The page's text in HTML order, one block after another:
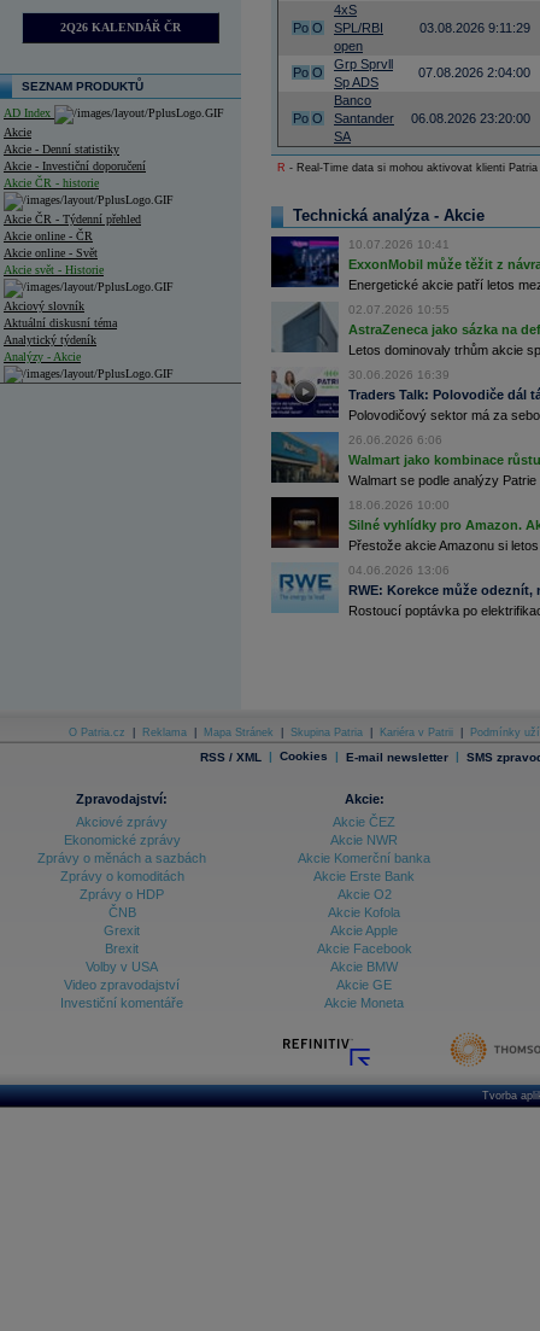
2Q26 KALENDÁŘ ČR
SEZNAM PRODUKTŮ
AD Index
Akcie
Akcie - Denní statistiky
Akcie - Investiční doporučení
Akcie ČR - historie
Akcie ČR - Týdenní přehled
Akcie online - ČR
Akcie online - Svět
Akcie svět - Historie
Akciový slovník
Aktuální diskusní téma
Analytický týdeník
Analýzy - Akcie
Archiv - Měsíční makroekonomické přehledy
Archiv - Vývoj české koruny
Archiv analýz - Makroukazatele
Ceny průmyslových výrobců - Data a prognózy
Ceny průmyslových výrobců - Graf (ČR)
Ceny průmyslových výrobců - Kalendář (ČR)
Ceny průmyslových výrobců - Zpravodajství
Databanka - Ceny
Po O
4xS
SPL/RBI
open
03.08.2026 9:11:29
Po O
Grp Sprvll
Sp ADS
07.08.2026 2:04:00
Po O
Banco
Santander
SA
06.08.2026 23:20:00
R - Real-Time data si mohou aktivovat klienti
Technická analýza - Akcie
10.07.2026 10:41
ExxonMobil může těžit z
Energetické akcie patří letos
02.07.2026 10:55
AstraZeneca jako sázka na
Letos dominovaly trhům akcie
30.06.2026 16:39
Traders Talk: Polovodiče dál
Polovodičový sektor má za
26.06.2026 6:06
Walmart jako kombinace
Walmart se podle analýzy
18.06.2026 10:00
Silné vyhlídky pro Amazon.
Přestože akcie Amazonu si
04.06.2026 13:06
RWE: Korekce může
Rostoucí poptávka po
O Patria.cz Reklama Mapa Stránek Skupina Patria Kariéra v Patrii Podmínky
RSS / XML | Cookies | E-mail newsletter | SMS
Zpravodajství:
Akciové zprávy
Ekonomické zprávy
Zprávy o měnách a sazbách
Zprávy o komoditách
Zprávy o HDP
ČNB
Grexit
Brexit
Volby v USA
Video zpravodajství
Investiční komentáře
Akcie:
Akcie ČEZ
Akcie NWR
Akcie Komerční banka
Akcie Erste Bank
Akcie O2
Akcie Kofola
Akcie Apple
Akcie Facebook
Akcie BMW
Akcie GE
Akcie Moneta
Tvorba